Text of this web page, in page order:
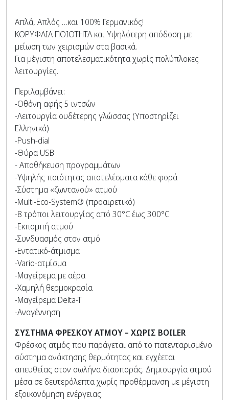
Απλά, Απλός …και 100% Γερμανικός!
ΚΟΡΥΦΑΙΑ ΠΟΙΟΤΗΤΑ και Υψηλότερη απόδοση με
μείωση των χειρισμών στα βασικά.
Για μέγιστη αποτελεσματικότητα χωρίς πολύπλοκες
λειτουργίες.
Περιλαμβάνει:
-Οθόνη αφής 5 ιντσών
-Λειτουργία ουδέτερης γλώσσας (Υποστηρίζει
Ελληνικά)
-Push-dial
-Θύρα USB
- Αποθήκευση προγραμμάτων
-Υψηλής ποιότητας αποτελέσματα κάθε φορά
-Σύστημα «ζωντανού» ατμού
-Multi-Eco-System® (προαιρετικό)
-8 τρόποι λειτουργίας από 30°C έως 300°C
-Εκπομπή ατμού
-Συνδυασμός στον ατμό
-Εντατικό-άτμισμα
-Vario-ατμίσμα
-Μαγείρεμα με αέρα
-Χαμηλή θερμοκρασία
-Μαγείρεμα Delta-T
-Αναγέννηση
ΣΥΣΤΗΜΑ ΦΡΕΣΚΟΥ ΑΤΜΟΥ – ΧΩΡΙΣ BOILER
Φρέσκος ατμός που παράγεται από το πατενταρισμένο
σύστημα ανάκτησης θερμότητας και εγχέεται
απευθείας στον σωλήνα διασποράς. Δημιουργία ατμού
μέσα σε δευτερόλεπτα χωρίς προθέρμανση με μέγιστη
εξοικονόμηση ενέργειας.